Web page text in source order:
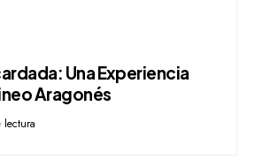
Una Experiencia
Aragonés
lectura